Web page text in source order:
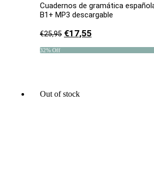
Cuadernos de gramática
B1+ MP3 descargable
€25,95 €17,55
32% Off
Out of stock